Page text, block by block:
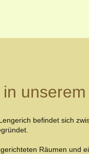
befindet sich
Räumen und